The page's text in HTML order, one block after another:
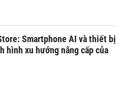
Smartphone AI và thiết bị
hình xu hướng nâng cấp của